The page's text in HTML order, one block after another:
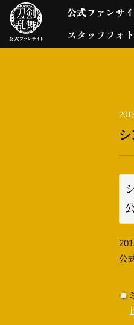
公式ファンサ
スタッフフォト
公